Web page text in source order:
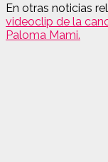
En otras noticias
videoclip de la
Paloma Mami.